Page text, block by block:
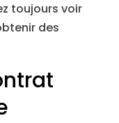
toujours voir
des